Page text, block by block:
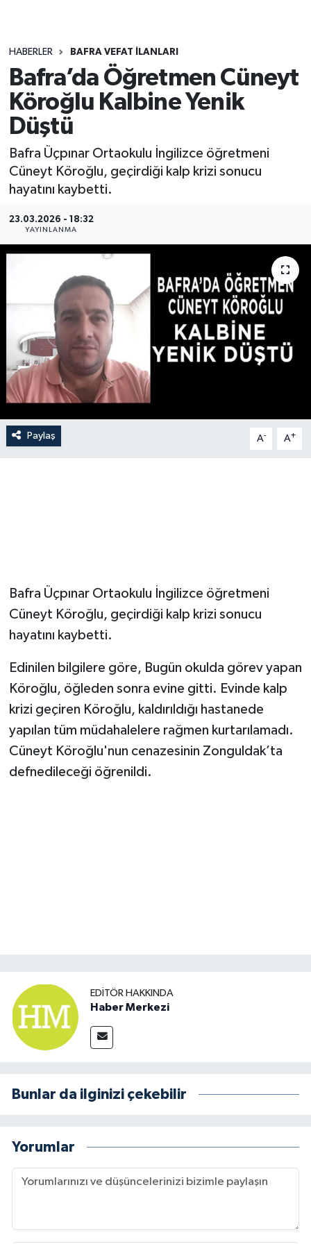
HABERLER BAFRA VEFAT İLANLARI
Bafra’da Öğretmen Cüneyt
Köroğlu Kalbine Yenik
Düştü
Bafra Üçpınar Ortaokulu İngilizce öğretmeni
Cüneyt Köroğlu, geçirdiği kalp krizi sonucu
hayatını kaybetti.
23.03.2026 - 18:32
YAYINLANMA
Paylaş A- A+
Bafra Üçpınar Ortaokulu İngilizce öğretmeni
Cüneyt Köroğlu, geçirdiği kalp krizi sonucu
hayatını kaybetti.
Edinilen bilgilere göre, Bugün okulda görev yapan
Köroğlu, öğleden sonra evine gitti. Evinde kalp
krizi geçiren Köroğlu, kaldırıldığı hastanede
yapılan tüm müdahalelere rağmen kurtarılamadı.
Cüneyt Köroğlu'nun cenazesinin Zonguldak’ta
defnedileceği öğrenildi.
EDITÖR HAKKINDA
Haber Merkezi
Bunlar da ilginizi çekebilir
Yorumlar